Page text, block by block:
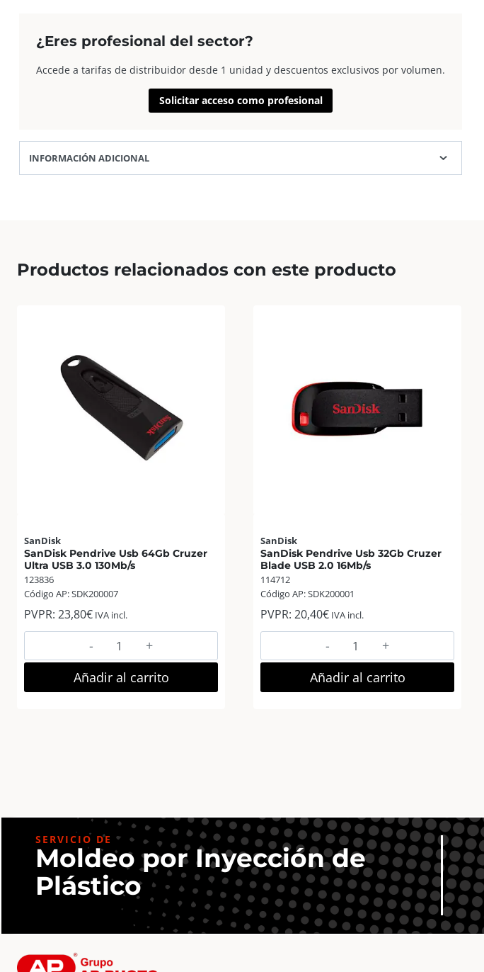
K103
cantidad
¿Eres profesional del sector?
Accede a tarifas de distribuidor desde 1 unidad y descuentos exclusivos por volumen.
Solicitar acceso como profesional
INFORMACIÓN ADICIONAL
Productos relacionados con este producto
SanDisk
SanDisk Pendrive Usb 64Gb Cruzer
Ultra USB 3.0 130Mb/s
123836
Código AP: SDK200007
PVPR: 23,80€ IVA incl.
SanDisk
Pendrive
Usb
64Gb
Añadir al carrito
SanDisk
SanDisk Pendrive Usb 32Gb Cruzer
Blade USB 2.0 16Mb/s
114712
Código AP: SDK200001
PVPR: 20,40€ IVA incl.
SanDisk
Pendrive
Usb
32Gb
Añadir al carrito
SERVICIO DE
Moldeo por Inyección de
Plástico